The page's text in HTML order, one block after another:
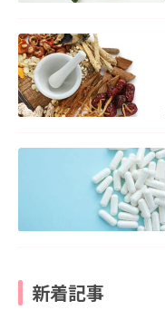
新着記事